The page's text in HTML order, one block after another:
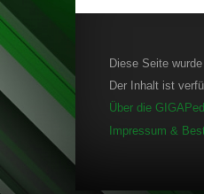
Diese Seite
Der Inhalt ist
Über die
Impressum &